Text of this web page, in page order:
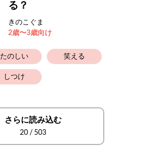
る？
きのこぐま
2歳〜3歳向け
たのしい 笑える
しつけ
さらに読み込む
20 / 503